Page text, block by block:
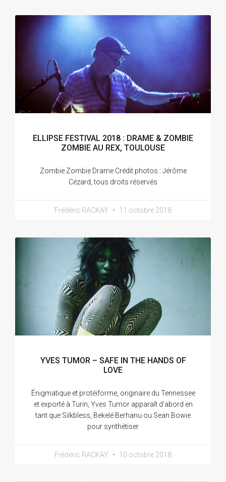
ELLIPSE FESTIVAL 2018 : DRAME & ZOMBIE
ZOMBIE AU REX, TOULOUSE
Zombie Zombie Drame Crédit photos : Jérôme
Cézard, tous droits réservés
Frédéric RACKAY 11 octobre 2018
YVES TUMOR – SAFE IN THE HANDS OF
LOVE
Énigmatique et protéiforme, originaire du Tennessee
et exporté à Turin, Yves Tumor apparaît d’abord en
tant que Silkbless, Bekelé Berhanu ou Sean Bowie
pour synthétiser
Frédéric RACKAY 10 octobre 2018